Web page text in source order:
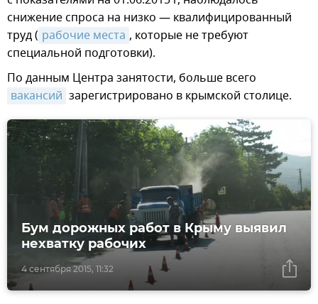
снижение спроса на низко — квалифицированный
труд ( рабочие места , которые не требуют
специальной подготовки).
По данным Центра занятости, больше всего
вакансий зарегистрировано в крымской столице.
4 сентября 2015, 11:32
Бум дорожных работ в Крыму выявил
нехватку рабочих